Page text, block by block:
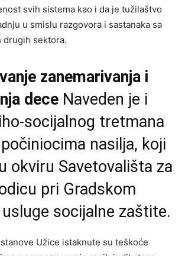
svih sistema kao i da je tužilaštvo
u smislu razgovora i sastanaka sa
drugih sektora.
zanemarivanja i
dece Naveden je i
socijalnog tretmana
nasilja, koji
okviru Savetovališta za
pri Gradskom
socijalne zaštite.
Užice istaknute su teškoće